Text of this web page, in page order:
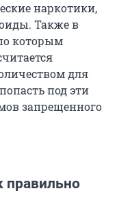
наркотики,
Также в
которым
для
под эти
запрещенного
правильно